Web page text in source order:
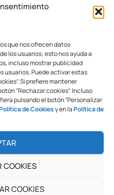
que nos ofrecen datos
los usuarios; esto nos ayuda a
incluso mostrar publicidad
usuarios. Puede activar estas
Si prefiere mantener
“Rechazar cookies”. Incluso
pulsando el botón “Personalizar
de Cookiesy en laPolítica de
COOKIES
COOKIES
con nuestro
Comercial